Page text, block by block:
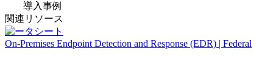
導入事例
関連リソース
データシート
On-Premises Endpoint Detection and Response (EDR) | Federal